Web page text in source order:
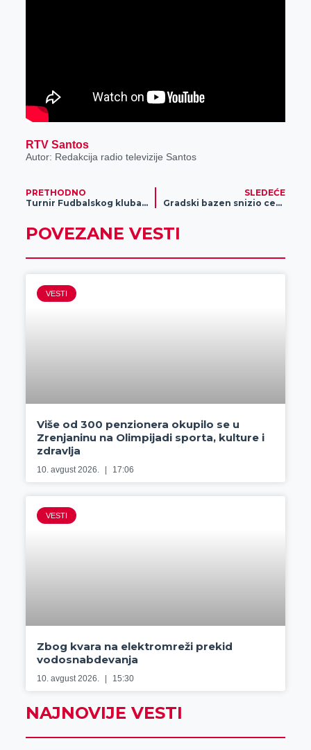
RTV Santos
Autor: Redakcija radio televizije Santos
PRETHODNO
Turnir Fudbalskog kluba Petlic
SLEDEĆE
Gradski bazen snizio cene karata za decu
POVEZANE VESTI
VESTI
Više od 300 penzionera okupilo se u
Zrenjaninu na Olimpijadi sporta, kulture i
zdravlja
10. avgust 2026. 17:06
VESTI
Zbog kvara na elektromreži prekid
vodosnabdevanja
10. avgust 2026. 15:30
NAJNOVIJE VESTI